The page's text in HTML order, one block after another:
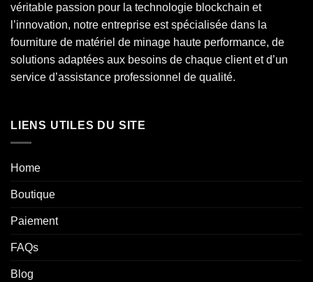
véritable passion pour la technologie blockchain et
l’innovation, notre entreprise est spécialisée dans la
fourniture de matériel de minage haute performance, de
solutions adaptées aux besoins de chaque client et d’un
service d’assistance professionnel de qualité.
LIENS UTILES DU SITE
Home
Boutique
Paiement
FAQs
Blog